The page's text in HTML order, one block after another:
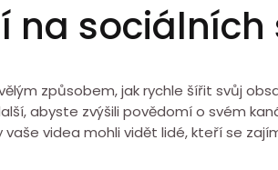
na sociálních
způsobem, jak rychle šířit svůj
abyste zvýšili povědomí o svém
vaše videa mohli vidět lidé, kteří se